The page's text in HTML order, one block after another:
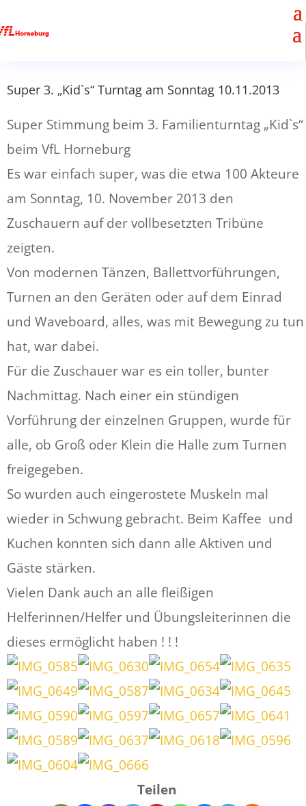
Super 3. „Kid`s“ Turntag am Sonntag 10.11.2013
Super Stimmung beim 3. Familienturntag „Kid`s“
beim VfL Horneburg
Es war einfach super, was die etwa 100 Akteure
am Sonntag, 10. November 2013 den
Zuschauern auf der vollbesetzten Tribüne
zeigten.
Von modernen Tänzen, Ballettvorführungen,
Turnen an den Geräten oder auf dem Einrad
und Waveboard, alles, was mit Bewegung zu tun
hat, war dabei.
Für die Zuschauer war es ein toller, bunter
Nachmittag. Nach einer ein stündigen
Vorführung der einzelnen Gruppen, wurde für
alle, ob Groß oder Klein die Halle zum Turnen
freigegeben.
So wurden auch eingerostete Muskeln mal
wieder in Schwung gebracht. Beim Kaffee und
Kuchen konnten sich dann alle Aktiven und
Gäste stärken.
Vielen Dank auch an alle fleißigen
Helferinnen/Helfer und Übungsleiterinnen die
dieses ermöglicht haben ! ! !
Teilen